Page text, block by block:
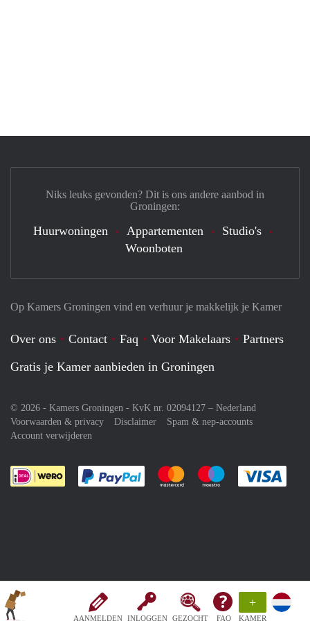
AANMELDEN INLOGGEN GEZOCHT FAQ
+
KAMER
Op Kamers Groningen vind en verhuur je makkelijk je Kamer
Over ons Contact Faq Voor Makelaars
Partners
Gratis je Kamer aanbieden in Groningen
© 2026 - Kamers Groningen - KvK nr. 02094127 – Nederland
Voorwaarden & privacy
Disclaimer
Spam & nep-accounts
Account verwijderen
Je rekent gemakkelijk af met Paypal
Je rekent gemakkelijk af met
Je rekent
Niks leuks gevonden? Dit is ons andere aanbod in
Groningen:
Huurwoningen Appartementen
Studio's
Woonboten